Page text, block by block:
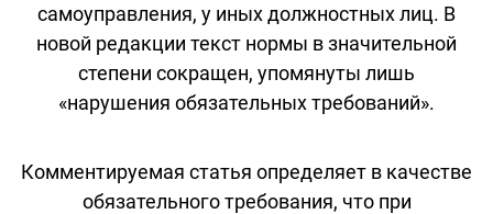
самоуправления, у иных должностных лиц. В
новой редакции текст нормы в значительной
степени сокращен, упомянуты лишь
«нарушения обязательных требований».
Комментируемая статья определяет в качестве
обязательного требования, что при